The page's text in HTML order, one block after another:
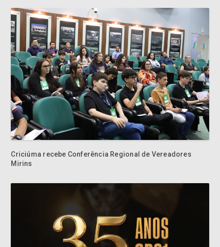
Criciúma recebe Conferência Regional de Vereadores
Mirins